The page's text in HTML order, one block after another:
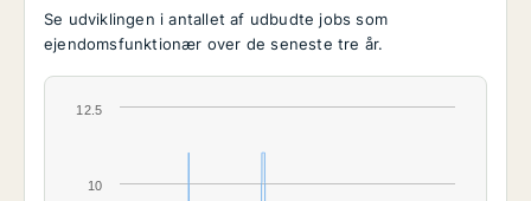
Se udviklingen i antallet af udbudte jobs som
ejendomsfunktionær over de seneste tre år.
10
12.5